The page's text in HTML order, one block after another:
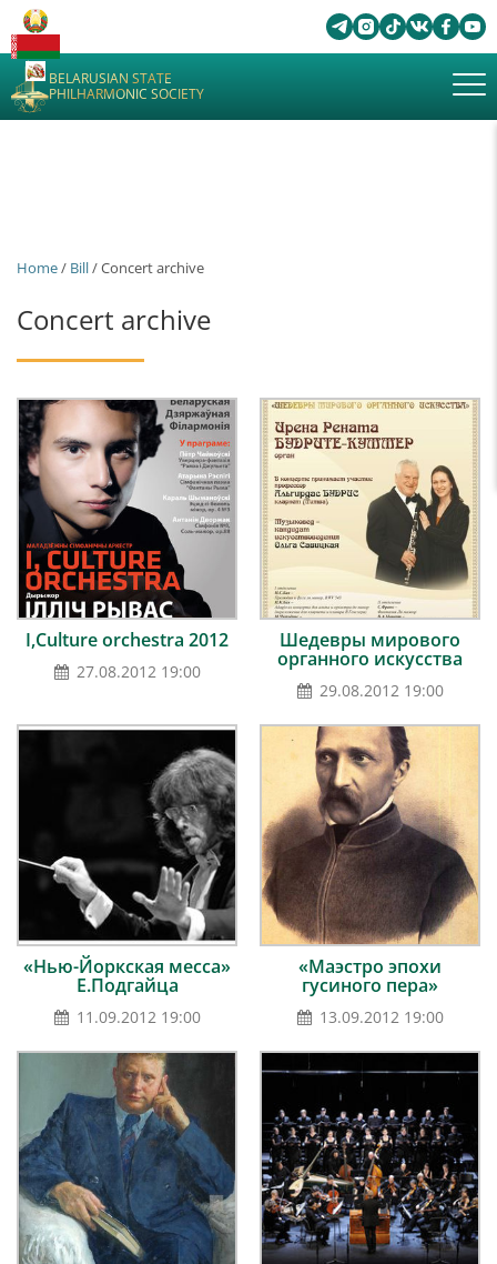
BELARUSIAN STATE
PHILHARMONIC SOCIETY
Home/ Bill/ Concert archive
Concert archive
I,Culture orchestra 2012
27.08.2012 19:00
Шедевры мирового
органного искусства
29.08.2012 19:00
«Нью-Йоркская месса»
Е.Подгайца
11.09.2012 19:00
«Маэстро эпохи
гусиного пера»
13.09.2012 19:00